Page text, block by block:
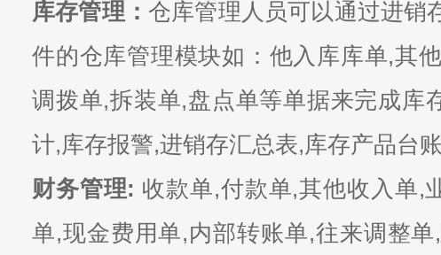
库存管理： 仓库管理人员可以通过进销
件的仓库管理模块如：他入库库单,其
调拨单,拆装单,盘点单等单据来完成库
计,库存报警,进销存汇总表,库存产品台
财务管理: 收款单,付款单,其他收入单,
单,现金费用单,内部转账单,往来调整单